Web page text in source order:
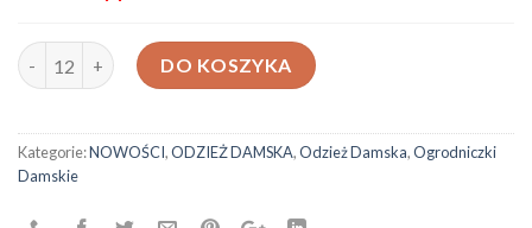
ilość Ogrodniczki damskie 17119
DO KOSZYKA
Kategorie:NOWOŚCI,ODZIEŻ DAMSKA,Odzież Damska,Ogrodniczki
Damskie